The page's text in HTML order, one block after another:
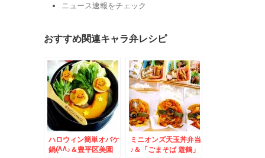
ニュース速報をチェック
おすすめ関連キャラ弁レシピ
ハロウィン簡単オバケ
鍋(^^♪＆豊平区美園
ミニオンズ天玉丼弁当
♪＆「ごまそば 遊鶴」